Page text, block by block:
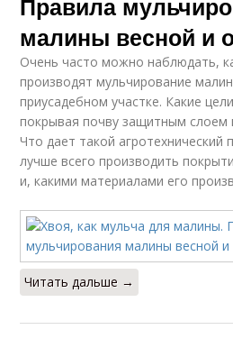
малины весной и
Очень часто можно наблюдать,
производят мульчирование
приусадебном участке. Какие
покрывая почву защитным слоем
Что дает такой агротехнический
лучше всего производить
и, какими материалами его
Читать дальше →